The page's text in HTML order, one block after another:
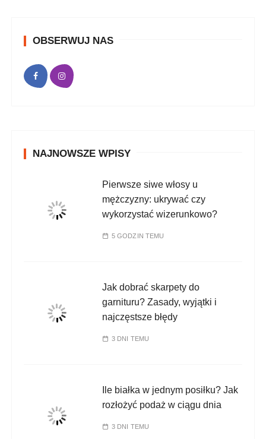
OBSERWUJ NAS
NAJNOWSZE WPISY
Pierwsze siwe włosy u
mężczyzny: ukrywać czy
wykorzystać wizerunkowo?
5 GODZIN TEMU
Jak dobrać skarpety do
garnituru? Zasady, wyjątki i
najczęstsze błędy
3 DNI TEMU
Ile białka w jednym posiłku? Jak
rozłożyć podaż w ciągu dnia
3 DNI TEMU